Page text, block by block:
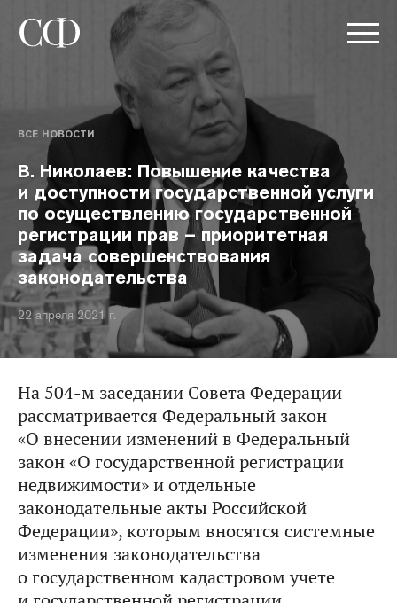
ВСЕ НОВОСТИ
В. Николаев: Повышение качества
и доступности государственной услуги
по осуществлению государственной
регистрации прав – приоритетная
задача совершенствования
законодательства
22 апреля 2021 г.
На 504-м заседании Совета Федерации
рассматривается Федеральный закон
«О внесении изменений в Федеральный
закон «О государственной регистрации
недвижимости» и отдельные
законодательные акты Российской
Федерации», которым вносятся системные
изменения законодательства
о государственном кадастровом учете